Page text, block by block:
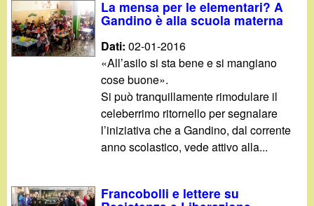
La mensa per le elementari? A
Gandino è alla scuola materna
Dati:02-01-2016
«All’asilo si sta bene e si mangiano
cose buone».
Si può tranquillamente rimodulare il
celeberrimo ritornello per segnalare
l’iniziativa che a Gandino, dal corrente
anno scolastico, vede attivo alla...
Francobolli e lettere su